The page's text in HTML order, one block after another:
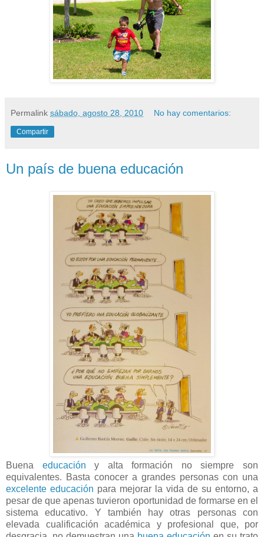
Permalink sábado, agosto 28, 2010 No hay comentarios:
Compartir
Un país de buena educación
Buena educación y alta formación no siempre son
equivalentes. Basta conocer a grandes personas con una
excelente educación para mejorar la vida de su entorno, a
pesar de que apenas tuvieron oportunidad de formarse en el
sistema educativo. Y también hay otras personas con
elevada cualificación académica y profesional que, por